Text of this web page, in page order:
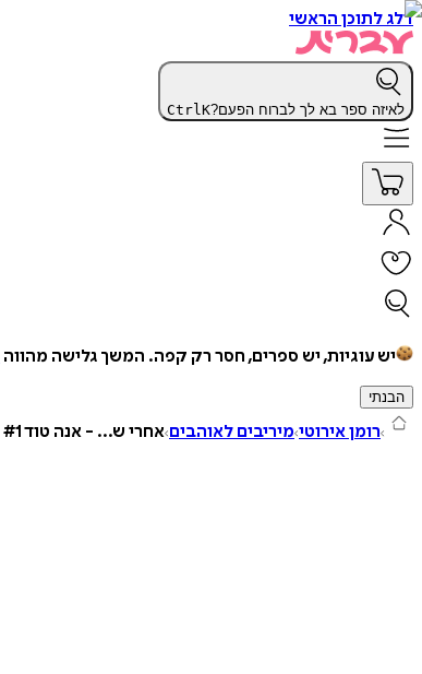
דלג לתוכן הראשי
לאיזה ספר בא לך לברוח הפעם? CtrlK
יש עוגיות, יש ספרים, חסר רק קפה. המשך גלישה מהווה
הבנתי
רומן אירוטי מיריבים לאוהבים אחרי ש... - אנה טוד #1